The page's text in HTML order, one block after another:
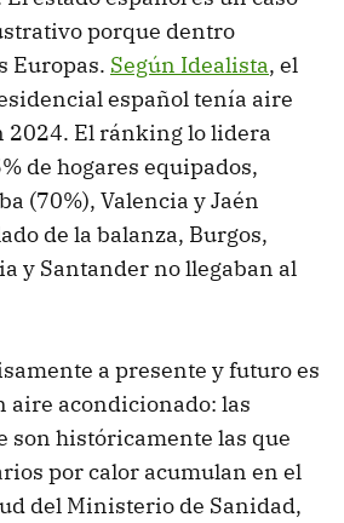
porque dentro
Europas. Según Idealista, el
español tenía aire
2024. El ránking lo lidera
de hogares equipados,
(70%), Valencia y Jaén
de la balanza, Burgos,
y Santander no llegaban al
a presente y futuro es
aire acondicionado: las
son históricamente las que
por calor acumulan en el
del Ministerio de Sanidad,